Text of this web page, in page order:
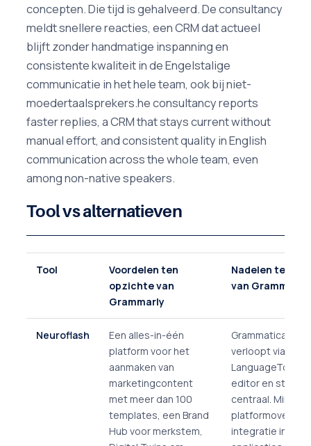
concepten. Die tijd is gehalveerd. De consultancy
meldt snellere reacties, een CRM dat actueel
blijft zonder handmatige inspanning en
consistente kwaliteit in de Engelstalige
communicatie in het hele team, ook bij niet-
moedertaalsprekers.he consultancy reports
faster replies, a CRM that stays current without
manual effort, and consistent quality in English
communication across the whole team, even
among non-native speakers.
Tool vs alternatieven
Tool
Voordelen ten
opzichte van
Grammarly
Nadelen ten
van Grammarly
Neuroflash
Een alles-in-één
platform voor het
aanmaken van
marketingcontent
met meer dan 100
templates, een Brand
Hub voor merkstem,
verloopt via
LanguageTool in
editor en staat
centraal. Minder
integratie in